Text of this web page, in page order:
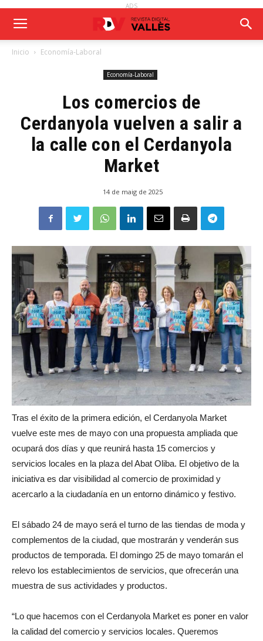
ADS
Inicio Economía-Laboral
Economía-Laboral
Los comercios de
Cerdanyola vuelven a salir a
la calle con el Cerdanyola
Market
14 de maig de 2025
Tras el éxito de la primera edición, el Cerdanyola Market
vuelve este mes de mayo con una propuesta ampliada que
ocupará dos días y que reunirá hasta 15 comercios y
servicios locales en la plaza del Abat Oliba. El objetivo de la
iniciativa es dar visibilidad al comercio de proximidad y
acercarlo a la ciudadanía en un entorno dinámico y festivo.
El sábado 24 de mayo será el turno de las tiendas de moda y
complementos de la ciudad, que mostrarán y venderán sus
productos de temporada. El domingo 25 de mayo tomarán el
relevo los establecimientos de servicios, que ofrecerán una
muestra de sus actividades y productos.
“Lo que hacemos con el Cerdanyola Market es poner en valor
la calidad del comercio y servicios locales. Queremos